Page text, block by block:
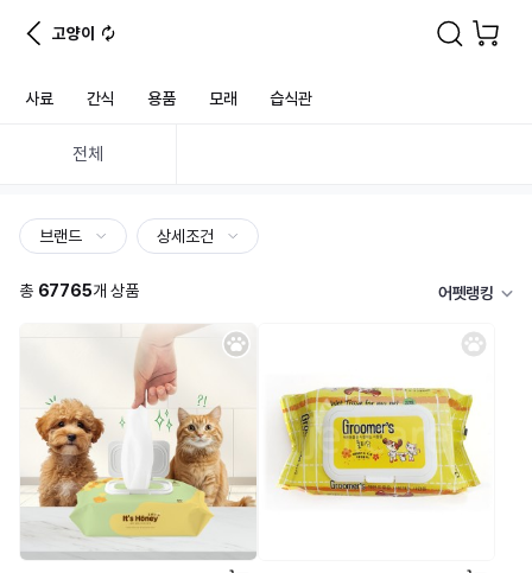
고양이
사료 간식 용품 모래 습식관
전체
브랜드 상세조건
총 67765개 상품 어펫랭킹